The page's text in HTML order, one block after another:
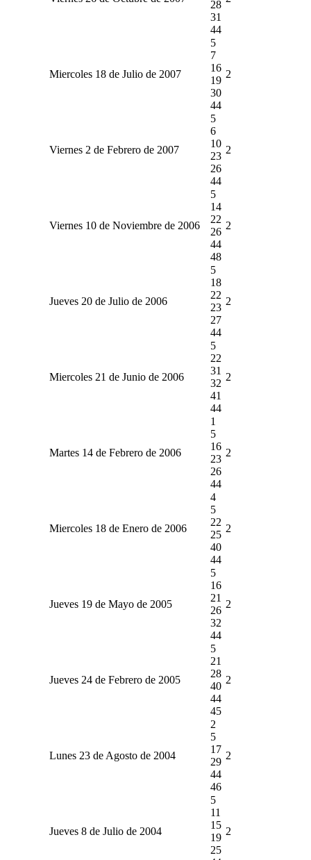
28
31
44
Miercoles 18 de Julio de 2007
5
7
16
19
30
44
2
Viernes 2 de Febrero de 2007
5
6
10
23
26
44
2
Viernes 10 de Noviembre de 2006
5
14
22
26
44
48
2
Jueves 20 de Julio de 2006
5
18
22
23
27
44
2
Miercoles 21 de Junio de 2006
5
22
31
32
41
44
2
Martes 14 de Febrero de 2006
1
5
16
23
26
44
2
Miercoles 18 de Enero de 2006
4
5
22
25
40
44
2
Jueves 19 de Mayo de 2005
5
16
21
26
32
44
2
Jueves 24 de Febrero de 2005
5
21
28
40
44
45
2
Lunes 23 de Agosto de 2004
2
5
17
29
44
46
2
Jueves 8 de Julio de 2004
5
11
15
19
25
2